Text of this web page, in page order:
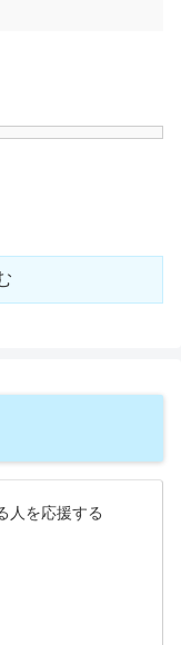
人を応援する